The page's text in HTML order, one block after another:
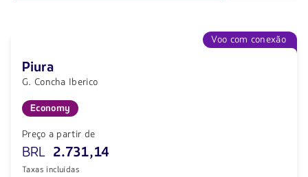
as
2731.14
BRL.
2731.14
Voo com conexão
Piura
G. Concha Iberico
Economy
Preço a partir de
BRL 2.731,14
Taxas incluídas